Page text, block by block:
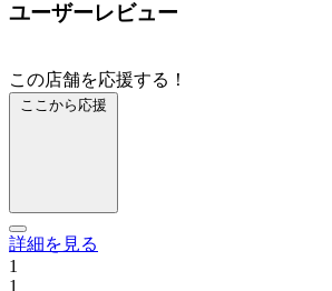
ユーザーレビュー
この店舗を応援する！
ここから応援
詳細を見る
1
1